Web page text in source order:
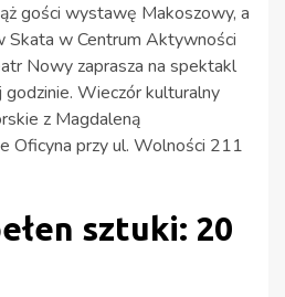
gości wystawę Makoszowy, a
Skata w Centrum Aktywności
Nowy zaprasza na spektakl
godzinie. Wieczór kulturalny
z Magdaleną
Oficyna przy ul. Wolności 211
sztuki: 20